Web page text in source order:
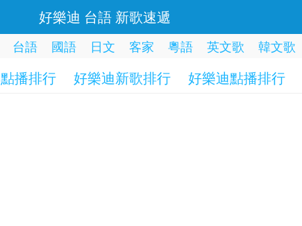
好樂迪 台語 新歌速遞
台語 國語 日文 客家 粵語 英文歌 韓文歌
點播排行 好樂迪新歌排行 好樂迪點播排行